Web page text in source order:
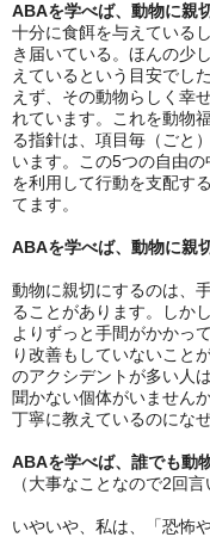
ABAを学べば、動物に親
十分に食餌を与えている
き届いている。ほんの少
えているという目安でし
えず、その動物らしく幸
れています。これを動物
る指針は、項目毎（ごと
います。この5つの自由
を利用して行動を支配す
てます。
ABAを学べば、動物に親
動物に親切にするのは、
ることがあります。しか
よりずっと手間がかかっ
り改善もしていないこと
のアクシデントが多い人
聞かない個体がいません
丁寧に教えているのにな
ABAを学べば、誰でも動
（大事なことなので2回言
いやいや、私は、「恐怖